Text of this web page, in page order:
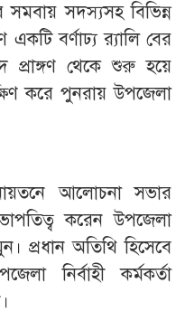
সদস্যসহ বিভিন্ন
একটি বর্ণাঢ্য র‌্যালি বের
প্রাঙ্গণ থেকে শুরু হয়ে
করে পুনরায় উপজেলা
আলোচনা সভার
করেন উপজেলা
প্রধান অতিথি হিসেবে
নির্বাহী কর্মকর্তা